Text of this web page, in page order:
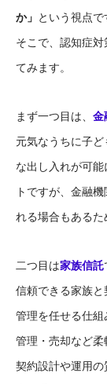
か」 という視点で
そこで、認知症
てみます。
まず一つ目は、 金
元気なうちに子
な出し入れが可
トですが、金融
れる場合もあるた
二つ目は家族信託
信頼できる家族
管理を任せる仕
管理・売却など柔
契約設計や運用